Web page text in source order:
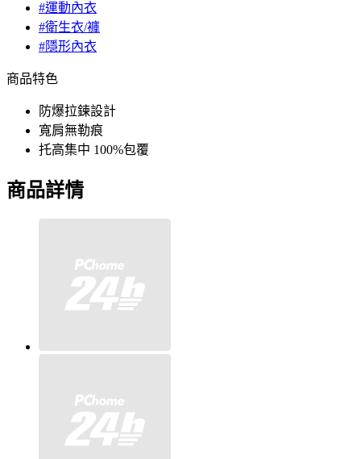
#運動內衣
#衛生衣/褲
#隱形內衣
商品特色
防爆拉鍊設計
寬肩無勒痕
托高集中 100%包覆
商品詳情